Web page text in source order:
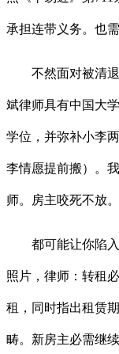
承担连带义务。也
不然面对被清退
斌律师具有中国大
学位，并弥补小李
李情愿提前搬）。
师。房主咬死不放。
都可能让你陷入
照片，律师：转租
租，同时指出租赁
畴。新房主必需继